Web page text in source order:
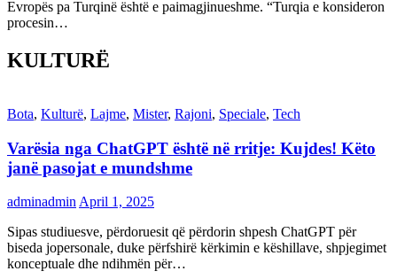
Evropës pa Turqinë është e paimagjinueshme. “Turqia e konsideron
procesin…
KULTURË
Bota, Kulturë, Lajme, Mister, Rajoni, Speciale, Tech
Varësia nga ChatGPT është në rritje: Kujdes! Këto
janë pasojat e mundshme
adminadmin April 1, 2025
Sipas studiuesve, përdoruesit që përdorin shpesh ChatGPT për
biseda jopersonale, duke përfshirë kërkimin e këshillave, shpjegimet
konceptuale dhe ndihmën për…